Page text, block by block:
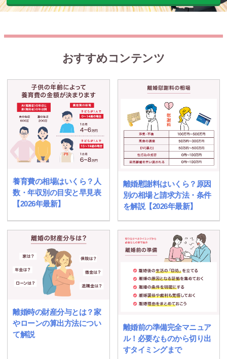
おすすめコンテンツ
養育費の相場はいくら？人
数・年収別の目安と早見表
【2026年最新】
離婚慰謝料はいくら？原因
別の相場と請求方法・条件
を解説【2026年最新】
離婚時の財産分与とは？家
やローンの算出方法につい
て解説
離婚前の準備完全マニュア
ル！必要なものから切り出
すタイミングまで